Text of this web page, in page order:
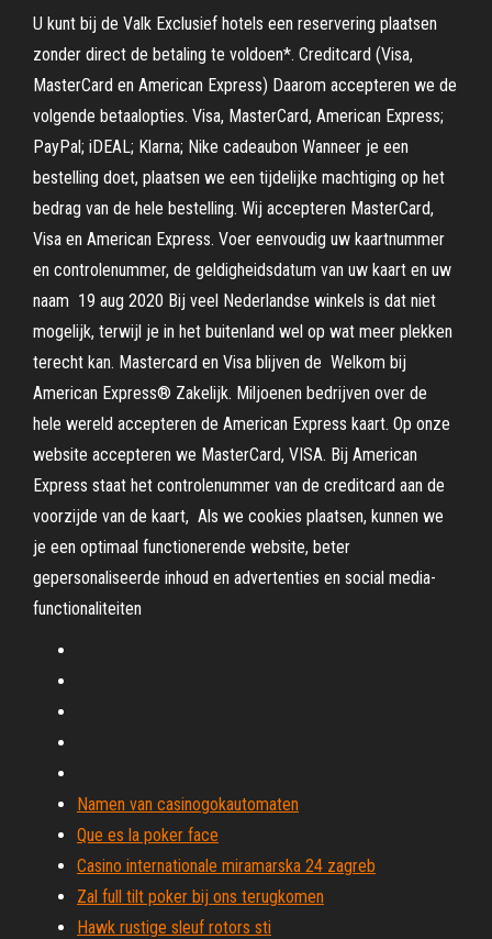
U kunt bij de Valk Exclusief hotels een reservering plaatsen
zonder direct de betaling te voldoen*. Creditcard (Visa,
MasterCard en American Express) Daarom accepteren we de
volgende betaalopties. Visa, MasterCard, American Express;
PayPal; iDEAL; Klarna; Nike cadeaubon Wanneer je een
bestelling doet, plaatsen we een tijdelijke machtiging op het
bedrag van de hele bestelling. Wij accepteren MasterCard,
Visa en American Express. Voer eenvoudig uw kaartnummer
en controlenummer, de geldigheidsdatum van uw kaart en uw
naam 19 aug 2020 Bij veel Nederlandse winkels is dat niet
mogelijk, terwijl je in het buitenland wel op wat meer plekken
terecht kan. Mastercard en Visa blijven de Welkom bij
American Express® Zakelijk. Miljoenen bedrijven over de
hele wereld accepteren de American Express kaart. Op onze
website accepteren we MasterCard, VISA. Bij American
Express staat het controlenummer van de creditcard aan de
voorzijde van de kaart, Als we cookies plaatsen, kunnen we
je een optimaal functionerende website, beter
gepersonaliseerde inhoud en advertenties en social media-
functionaliteiten
Namen van casinogokautomaten
Que es la poker face
Casino internationale miramarska 24 zagreb
Zal full tilt poker bij ons terugkomen
Hawk rustige sleuf rotors sti